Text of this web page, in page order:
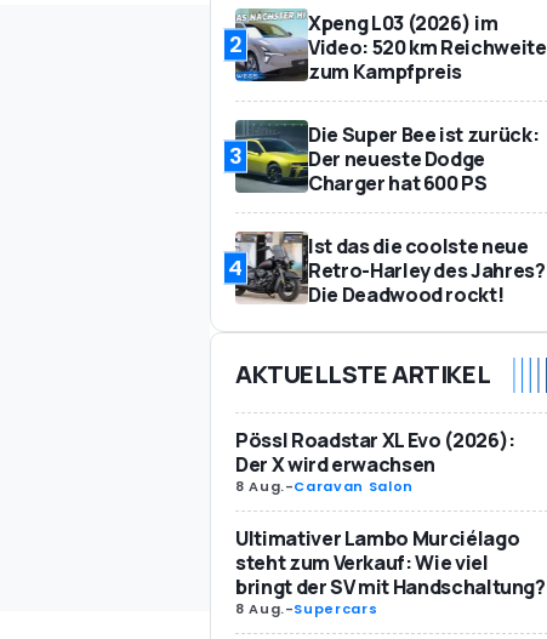
2
Xpeng L03 (2026) im
Video: 520 km Reichweite
zum Kampfpreis
3
Die Super Bee ist zurück:
Der neueste Dodge
Charger hat 600 PS
4
Ist das die coolste neue
Retro-Harley des Jahres?
Die Deadwood rockt!
AKTUELLSTE ARTIKEL
Pössl Roadstar XL Evo (2026):
Der X wird erwachsen
8 Aug.-Caravan Salon
Ultimativer Lambo Murciélago
steht zum Verkauf: Wie viel
bringt der SV mit Handschaltung?
8 Aug.-Supercars